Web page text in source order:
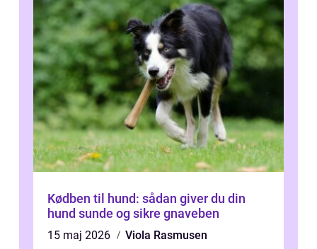
Kødben til hund: sådan giver du din
hund sunde og sikre gnaveben
15 maj 2026 Viola Rasmusen